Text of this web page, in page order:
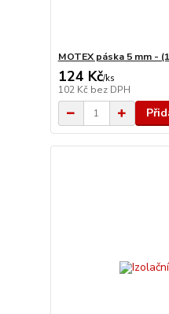
MOTEX páska 5 mm -
124 Kč/ks
102 Kč bez DPH